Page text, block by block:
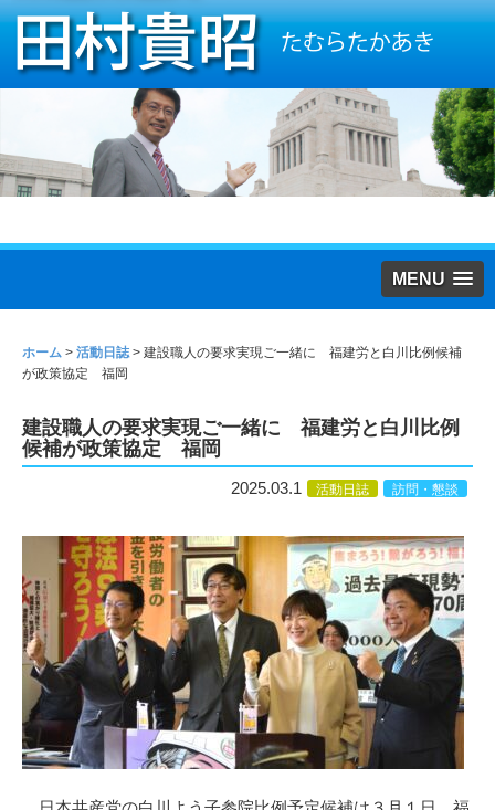
MENU
ホーム > 活動日誌> 建設職人の要求実現ご一緒に 福建労と白川比例候補
が政策協定 福岡
建設職人の要求実現ご一緒に 福建労と白川比例
候補が政策協定 福岡
2025.03.1 活動日誌 訪問・懇談